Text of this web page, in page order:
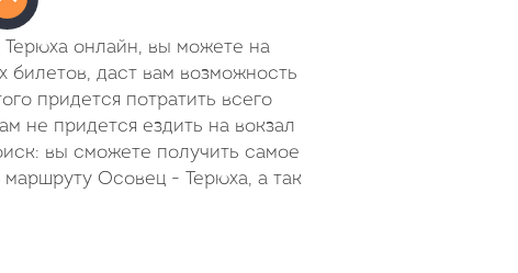
Терюха онлайн, вы можете на
билетов, даст вам возможность
придется потратить всего
не придется ездить на вокзал
вы сможете получить самое
Осовец - Терюха, а так